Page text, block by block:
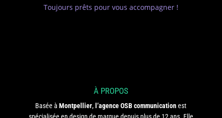
Toujours prêts pour vous accompagner !
À PROPOS
Basée àMontpellier, l’agence OSB communicationest